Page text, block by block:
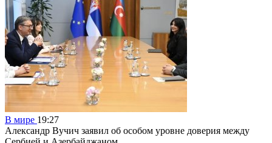
В мире 19:27
Александр Вучич заявил об особом уровне доверия между